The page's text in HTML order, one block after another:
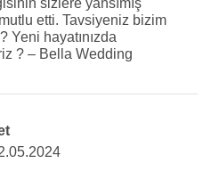
sizlere yansımış
etti. Tavsiyeniz bizim
Yeni hayatınızda
? – Bella Wedding